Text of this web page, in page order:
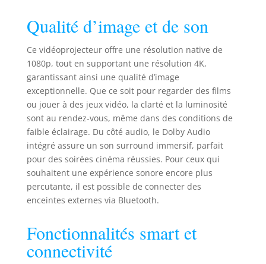
mesure. Le Mode
Enfant garantit un
divertissement plus
sécurisé en aidant
les parents à gérer
le contenu et le
temps d’écran. Le
contrôle mains
libres est facile
avec l’Assistant
Google, tandis que
Google Cast permet
un partage de
contenu fluide
entre appareils
Optimisation
Qualité d’image et de son
Ce vidéoprojecteur offre une résolution native de
1080p, tout en supportant une résolution 4K,
garantissant ainsi une qualité d’image
exceptionnelle. Que ce soit pour regarder des films
ou jouer à des jeux vidéo, la clarté et la luminosité
sont au rendez-vous, même dans des conditions de
faible éclairage. Du côté audio, le Dolby Audio
intégré assure un son surround immersif, parfait
pour des soirées cinéma réussies. Pour ceux qui
souhaitent une expérience sonore encore plus
percutante, il est possible de connecter des
enceintes externes via Bluetooth.
Fonctionnalités smart et
connectivité